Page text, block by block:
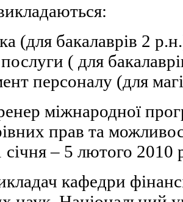
(для бакалаврів 2
( для
персоналу (для
міжнародної
прав та
січня – 5 лютого
кафедри